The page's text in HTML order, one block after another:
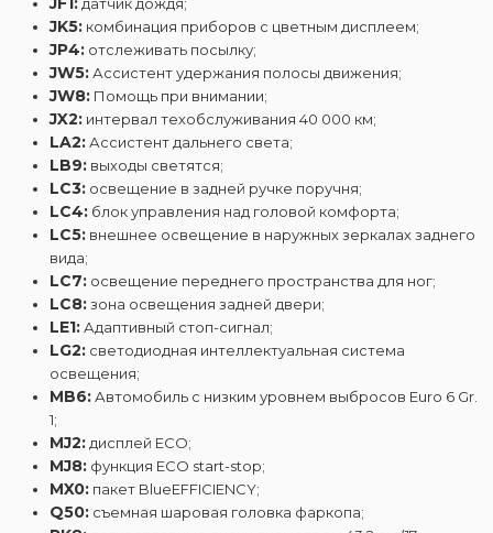
JK5: комбинация приборов с цветным дисплеем;
JP4: отслеживать посылку;
JW5:Ассистент удержания полосы движения;
JW8: Помощь при внимании;
JX2: интервал техобслуживания 40 000 км;
LA2:Ассистент дальнего света;
LB9: выходы светятся;
LC3: освещение в задней ручке поручня;
LC4: блок управления над головой комфорта;
LC5: внешнее освещение в наружных зеркалах заднего
вида;
LC7: освещение переднего пространства для ног;
LC8:зона освещения задней двери;
LE1:Адаптивный стоп-сигнал;
LG2: светодиодная интеллектуальная система
освещения;
MB6:Автомобиль с низким уровнем выбросов Euro 6 Gr.
1;
MJ2: дисплей ECO;
MJ8: функция ECO start-stop;
MX0: пакет BlueEFFICIENCY;
Q50: съемная шаровая головка фаркопа;